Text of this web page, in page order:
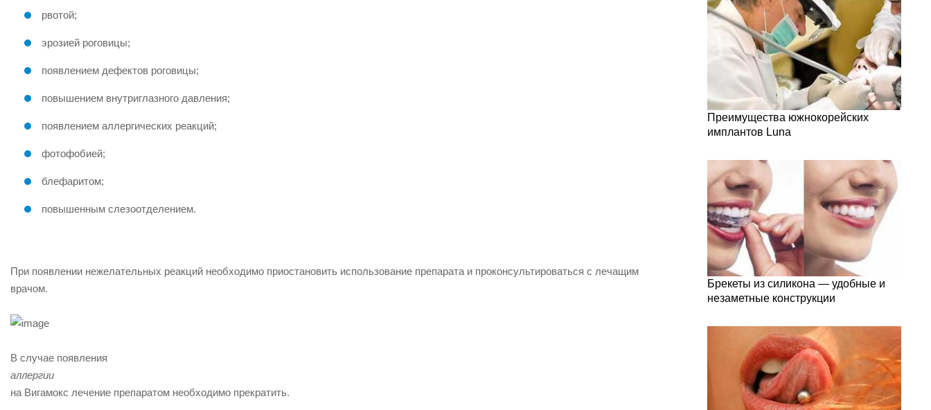
рвотой;
эрозией роговицы;
появлением дефектов роговицы;
повышением внутриглазного давления;
появлением аллергических реакций;
фотофобией;
блефаритом;
повышенным слезоотделением.
При появлении нежелательных реакций необходимо приостановить использование препарата и проконсультироваться с лечащим
врачом.
В случае появления
аллергии
на Вигамокс лечение препаратом необходимо прекратить.
Преимущества южнокорейских
имплантов Luna
Брекеты из силикона — удобные и
незаметные конструкции